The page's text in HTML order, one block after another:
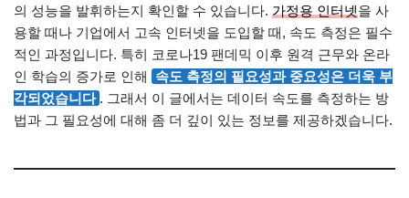
의 성능을 발휘하는지 확인할 수 있습니다. 가정용 인터넷을 사
용할 때나 기업에서 고속 인터넷을 도입할 때, 속도 측정은 필수
적인 과정입니다. 특히 코로나19 팬데믹 이후 원격 근무와 온라
인 학습의 증가로 인해
속도 측정의 필요성과 중요성은 더욱 부
각되었습니다 . 그래서 이 글에서는 데이터 속도를 측정하는 방
법과 그 필요성에 대해 좀 더 깊이 있는 정보를 제공하겠습니다.